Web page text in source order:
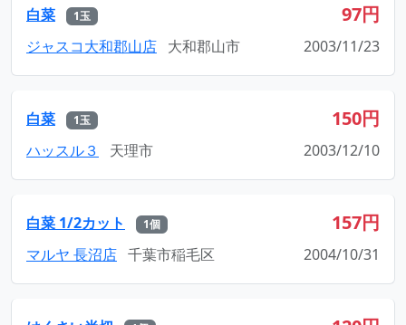
白菜 1玉 97円
ジャスコ大和郡山店 大和郡山市 2003/11/23
白菜 1玉 150円
ハッスル３ 天理市 2003/12/10
白菜 1/2カット 1個 157円
マルヤ 長沼店 千葉市稲毛区 2004/10/31